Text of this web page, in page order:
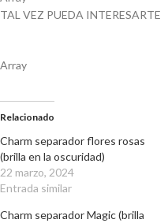
TAL VEZ PUEDA INTERESARTE
Array
Relacionado
Charm separador flores rosas
(brilla en la oscuridad)
22 marzo, 2024
Entrada similar
Charm separador Magic (brilla